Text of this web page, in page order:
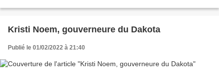
Kristi Noem, gouverneure du Dakota
Publié le 01/02/2022 à 21:40